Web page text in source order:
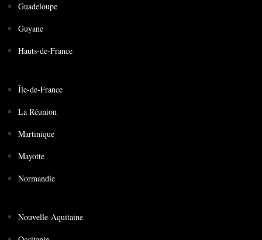
Guadeloupe
Guyane
Hauts-de-France
Île-de-France
La Réunion
Martinique
Mayotte
Normandie
Nouvelle-Aquitaine